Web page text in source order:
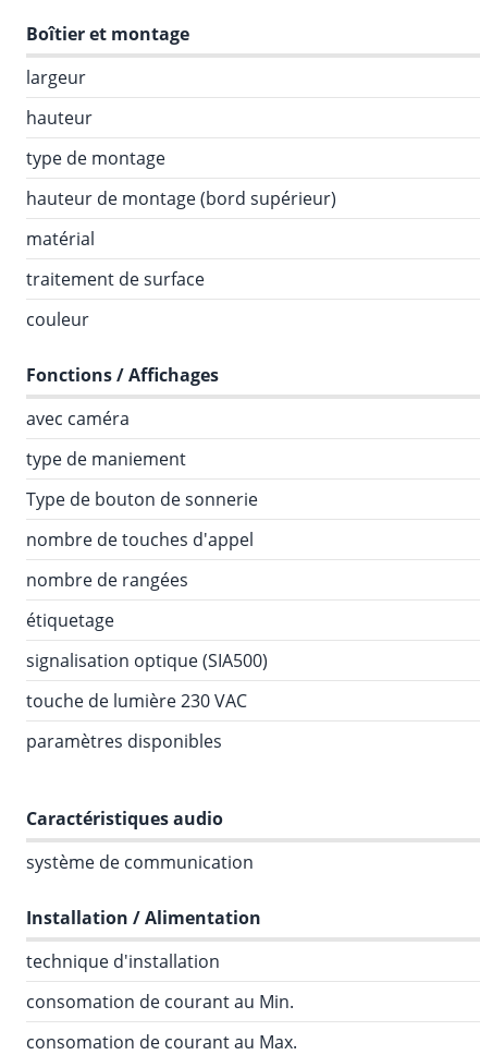
Boîtier et montage
largeur
hauteur
type de montage
hauteur de montage (bord supérieur)
matérial
traitement de surface
couleur
Fonctions / Affichages
avec caméra
type de maniement
Type de bouton de sonnerie
nombre de touches d'appel
nombre de rangées
étiquetage
signalisation optique (SIA500)
touche de lumière 230 VAC
paramètres disponibles
Caractéristiques audio
système de communication
Installation / Alimentation
technique d'installation
consomation de courant au Min.
consomation de courant au Max.